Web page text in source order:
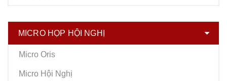
MICRO HỌP HỘI NGHỊ
Micro Oris
Micro Hội Nghị